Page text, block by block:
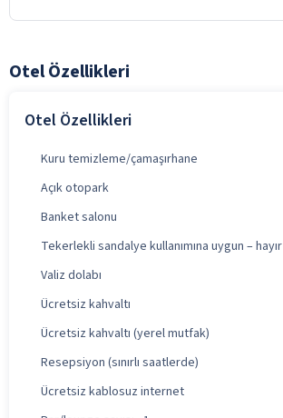
Otel Özellikleri
Otel Özellikleri
Kuru temizleme/çamaşırhane
Açık otopark
Banket salonu
Tekerlekli sandalye kullanımına uygun – hayır
Valiz dolabı
Ücretsiz kahvaltı
Ücretsiz kahvaltı (yerel mutfak)
Resepsiyon (sınırlı saatlerde)
Ücretsiz kablosuz internet